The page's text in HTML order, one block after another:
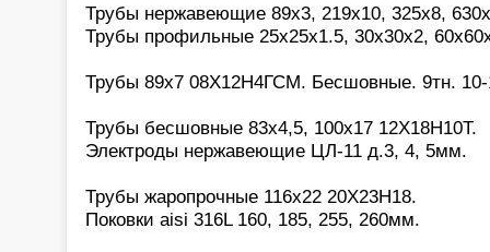
Трубы нержавеющие 89х3, 219х10, 325х8,
Трубы профильные 25х25х1.5, 30х30х2,
Трубы 89х7 08Х12Н4ГСМ. Бесшовные. 9тн. 10-
Трубы бесшовные 83х4,5, 100х17 12Х18Н10Т.
Электроды нержавеющие ЦЛ-11 д.3, 4, 5мм.
Трубы жаропрочные 116х22 20Х23Н18.
Поковки aisi 316L 160, 185, 255, 260мм.